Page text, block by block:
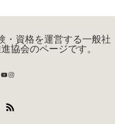
・資格を運営する一般社
協会のページです。
YouTube
Instagram